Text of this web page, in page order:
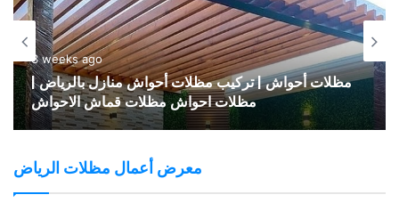
3 weeks ago
مظلات حدائق منزلية بالرياض – أحدث أشكال مظلات
جلسات خارجيه
معرض أعمال مظلات الرياض